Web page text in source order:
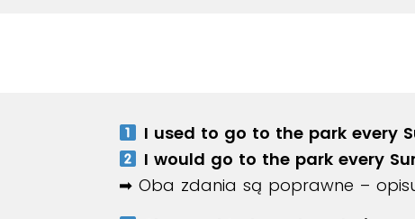
I used to go to the park every
I would go to the park every
➡ Oba zdania są poprawne –